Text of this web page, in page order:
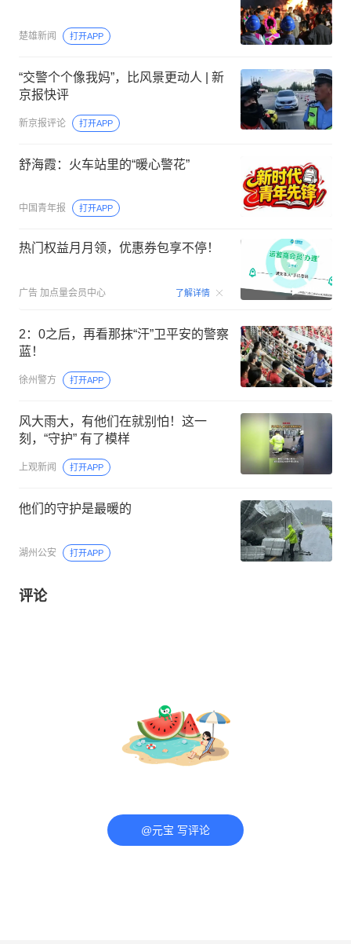
楚雄新闻 打开APP
“交警个个像我妈”，比风景更动人 | 新
京报快评
新京报评论 打开APP
舒海霞：火车站里的“暖心警花”
中国青年报 打开APP
热门权益月月领，优惠券包享不停！
广告 加点量会员中心 了解详情 00:15
2：0之后，再看那抹“汗”卫平安的警察
蓝！
徐州警方 打开APP
风大雨大，有他们在就别怕！这一
刻，“守护” 有了模样
上观新闻 打开APP
他们的守护是最暖的
湖州公安 打开APP
评论
@元宝 写评论